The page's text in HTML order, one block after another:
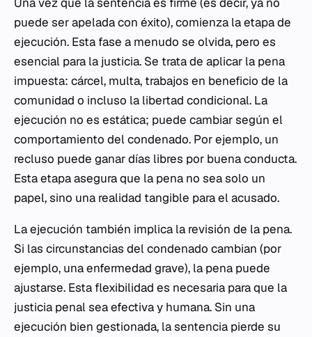
puede ser apelada con éxito), comienza la etapa de
ejecución. Esta fase a menudo se olvida, pero es
esencial para la justicia. Se trata de aplicar la pena
impuesta: cárcel, multa, trabajos en beneficio de la
comunidad o incluso la libertad condicional. La
ejecución no es estática; puede cambiar según el
comportamiento del condenado. Por ejemplo, un
recluso puede ganar días libres por buena conducta.
Esta etapa asegura que la pena no sea solo un
papel, sino una realidad tangible para el acusado.
La ejecución también implica la revisión de la pena.
Si las circunstancias del condenado cambian (por
ejemplo, una enfermedad grave), la pena puede
ajustarse. Esta flexibilidad es necesaria para que la
justicia penal sea efectiva y humana. Sin una
ejecución bien gestionada, la sentencia pierde su